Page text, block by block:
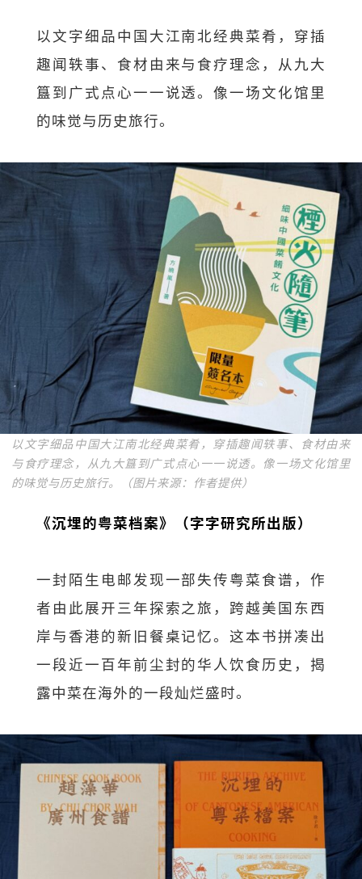
以文字细品中国大江南北经典菜肴，穿插
趣闻轶事、食材由来与食疗理念，从九大
簋到广式点心一一说透。像一场文化馆里
的味觉与历史旅行。
以文字细品中国大江南北经典菜肴，穿插趣闻轶事、食材由来
与食疗理念，从九大簋到广式点心一一说透。像一场文化馆里
的味觉与历史旅行。（图片来源：作者提供）
《沉埋的粤菜档案》（字字研究所出版）
一封陌生电邮发现一部失传粤菜食谱，作
者由此展开三年探索之旅，跨越美国东西
岸与香港的新旧餐桌记忆。这本书拼凑出
一段近一百年前尘封的华人饮食历史，揭
露中菜在海外的一段灿烂盛时。